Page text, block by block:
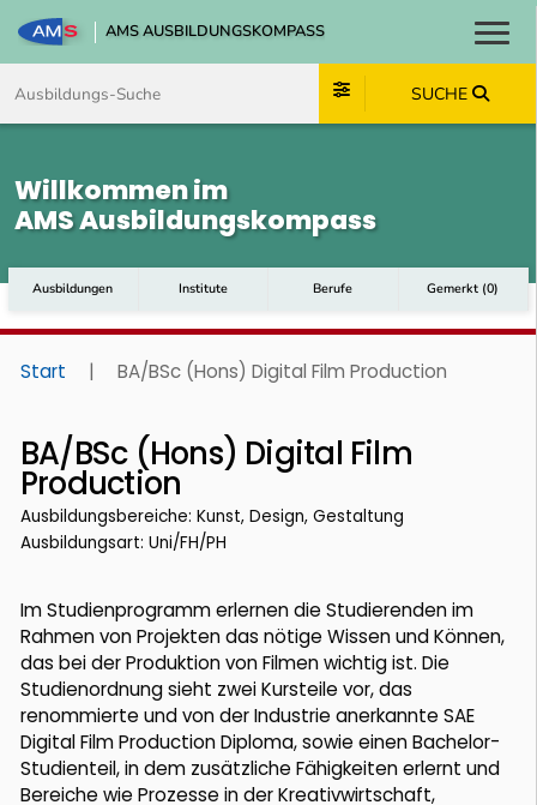
AMS AUSBILDUNGSKOMPASS
SUCHE
Willkommen im
AMS Ausbildungskompass
Ausbildungen Institute Berufe Gemerkt (0)
Start | BA/BSc (Hons) Digital Film Production
BA/BSc (Hons) Digital Film
Production
Ausbildungsbereiche: Kunst, Design, Gestaltung
Ausbildungsart: Uni/FH/PH
Im Studienprogramm erlernen die Studierenden im
Rahmen von Projekten das nötige Wissen und Können,
das bei der Produktion von Filmen wichtig ist. Die
Studienordnung sieht zwei Kursteile vor, das
renommierte und von der Industrie anerkannte SAE
Digital Film Production Diploma, sowie einen Bachelor-
Studienteil, in dem zusätzliche Fähigkeiten erlernt und
Bereiche wie Prozesse in der Kreativwirtschaft,